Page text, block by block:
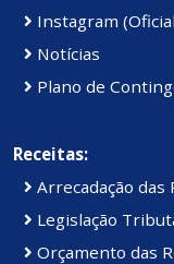
Instagram
Notícias
Plano de
Receitas:
Arrecadação
Legislação
Orçamento das